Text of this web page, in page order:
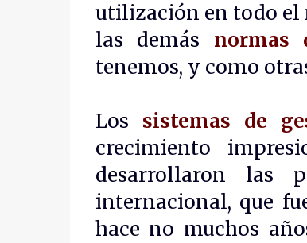
utilización en todo el
las demás normas
tenemos, y como
Los sistemas de
crecimiento
desarrollaron las
internacional, que
hace no muchos